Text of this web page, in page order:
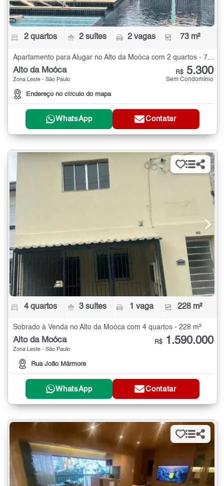
2 quartos 2 suítes 2 vagas 73 m²
Alto da Moóca
Zona Leste - São Paulo
Endereço no círculo do mapa
R$ 5.300
Sem Condomínio
WhatsApp Contatar
4 quartos 3 suítes 1 vaga 228 m²
Sobrado à Venda no Alto da Moóca com 4 quartos - 228 m²
Alto da Moóca
Zona Leste - São Paulo
Rua João Mármore
R$ 1.590.000
WhatsApp Contatar